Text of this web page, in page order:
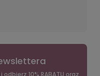
10% RABATU oraz